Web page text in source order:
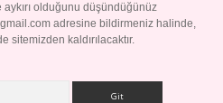
olduğunu düşündüğünüz
adresine bildirmeniz halinde,
kaldırılacaktır.